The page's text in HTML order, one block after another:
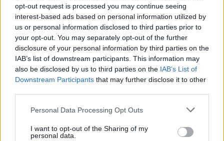
opt-out request is processed you may continue seeing
interest-based ads based on personal information utilized by
us or personal information disclosed to third parties prior to
your opt-out. You may separately opt-out of the further
disclosure of your personal information by third parties on the
IAB’s list of downstream participants. This information may
also be disclosed by us to third parties on the IAB’s List of
Downstream Participants that may further disclose it to other
Please note that this website/app uses one or more Google
not limited to your visit or usage behaviour. You may click to
grant or deny consent to Google and its third-party tags to
Personal Data Processing Opt Outs
I want to opt-out of the Sharing of my
personal data.
ΑΚΟΛΟΥΘΗΣΤΕ ΜΑΣ ΣΤΟ GOOGLE